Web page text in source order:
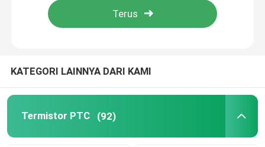
KATEGORI LAINNYA DARI KAMI
Termistor PTC (92)